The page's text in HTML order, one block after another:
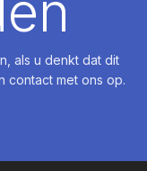
als u denkt dat dit
contact met ons op.